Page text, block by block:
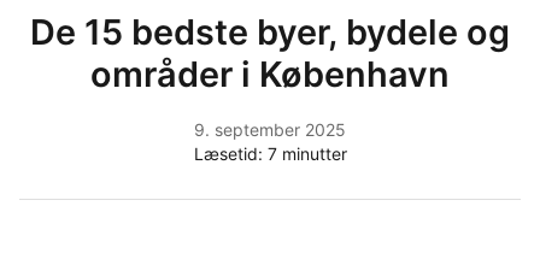
De 15 bedste byer, bydele og
områder i København
9. september 2025
Læsetid: 7 minutter